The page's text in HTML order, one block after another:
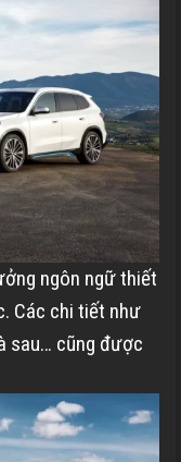
ngôn ngữ thiết
Các chi tiết như
sau… cũng được